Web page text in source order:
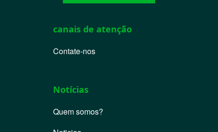
canais de atenção
Contate-nos
Notícias
Quem somos?